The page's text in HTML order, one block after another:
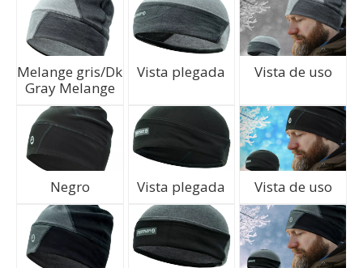
Melange gris/Dk
Gray Melange
Vista plegada Vista de uso
Negro Vista plegada Vista de uso